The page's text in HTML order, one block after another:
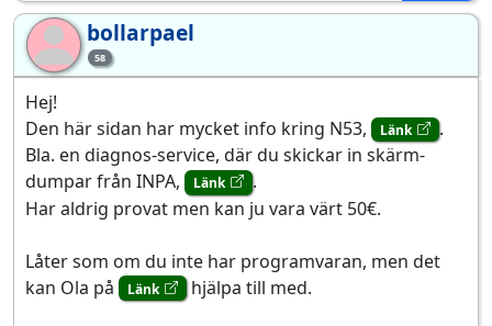
bo 58
bollarpael
Hej!
Den här sidan har mycket info kring N53,
Länk
.
Bla. en diagnos-service, där du skickar in skärm-
dumpar från INPA,
Länk
.
Har aldrig provat men kan ju vara värt 50€.
Låter som om du inte har programvaran, men det
kan Ola på
Länk hjälpa till med.